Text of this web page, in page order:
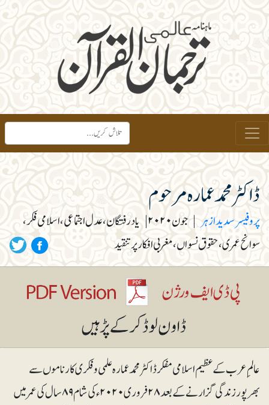
ڈاکٹر محمد عمارہ مرحوم
پروفیسر سدید ازہر | جون ۲۰۲۰ | یاد رفتگان، عدل اجتماعی، اسلامی فکر،
سوانح عمری، حقوق نسواں، مغربی افکار پر تنقید
عالمِ عرب کے عظیم اسلامی مفکر ڈاکٹر محمدعمارہ علمی و فکری کارناموں سے
بھرپور زندگی گزارنے کے بعد ۲۸ فروری ۲۰۲۰ء کی شام ۸۹سال کی عمر میں